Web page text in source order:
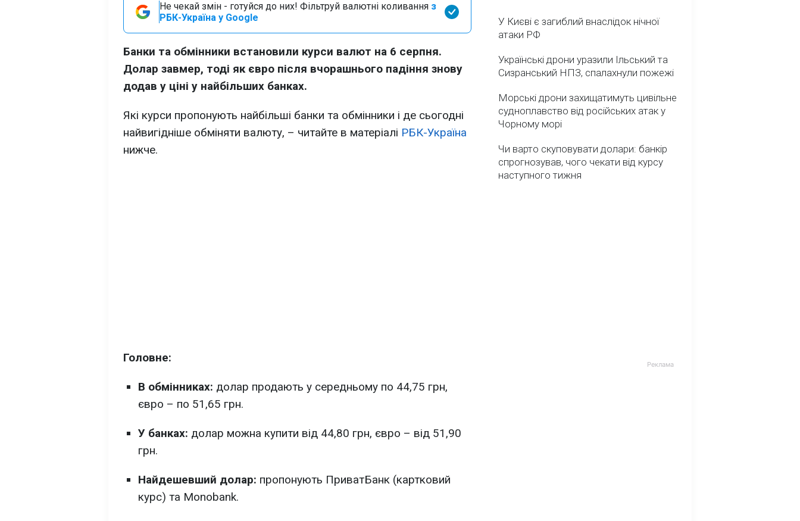
Не чекай змін - готуйся до них! Фільтруй валютні коливання з
РБК-Україна у Google
Банки та обмінники встановили курси валют на 6 серпня.
Долар завмер, тоді як євро після вчорашнього падіння знову
додав у ціні у найбільших банках.
Які курси пропонують найбільші банки та обмінники і де сьогодні
найвигідніше обміняти валюту, – читайте в матеріалі РБК-Україна
нижче.
Головне:
В обмінниках: долар продають у середньому по 44,75 грн,
євро – по 51,65 грн.
У банках: долар можна купити від 44,80 грн, євро – від 51,90
грн.
Найдешевший долар: пропонують ПриватБанк (картковий
курс) та Monobank.
У Києві є загиблий внаслідок нічної
атаки РФ
Українські дрони уразили Ільський та
Сизранський НПЗ, спалахнули пожежі
Морські дрони захищатимуть цивільне
судноплавство від російських атак у
Чорному морі
Чи варто скуповувати долари: банкір
спрогнозував, чого чекати від курсу
наступного тижня